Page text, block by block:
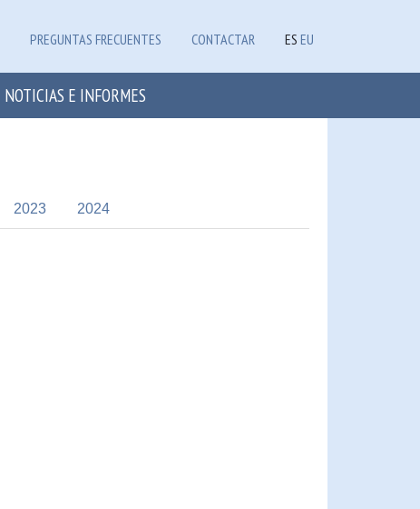
PREGUNTAS FRECUENTES CONTACTAR ES EU
NOTICIAS E INFORMES
2023 2024